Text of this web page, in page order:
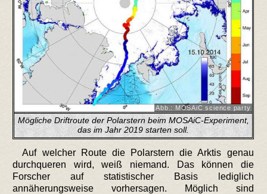
Abb.: MOSAiC science party
Mögliche Driftroute der Polarstern beim MOSAiC-Experiment,
das im Jahr 2019 starten soll.
Auf welcher Route die Polarstern die Arktis genau
durchqueren wird, weiß niemand. Das können die
Forscher auf statistischer Basis lediglich
annäherungsweise vorhersagen. Möglich sind